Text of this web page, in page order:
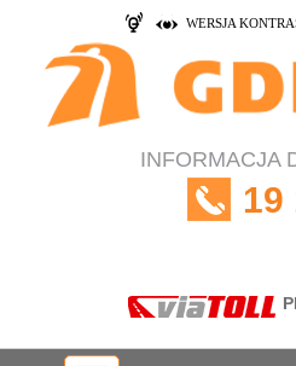
WERSJA
INFORMACJA
19